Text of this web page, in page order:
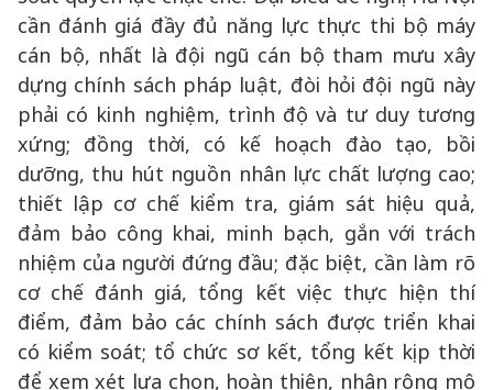
cần đánh giá đầy đủ năng lực thực thi bộ máy
cán bộ, nhất là đội ngũ cán bộ tham mưu xây
dựng chính sách pháp luật, đòi hỏi đội ngũ này
phải có kinh nghiệm, trình độ và tư duy tương
xứng; đồng thời, có kế hoạch đào tạo, bồi
dưỡng, thu hút nguồn nhân lực chất lượng cao;
thiết lập cơ chế kiểm tra, giám sát hiệu quả,
đảm bảo công khai, minh bạch, gắn với trách
nhiệm của người đứng đầu; đặc biệt, cần làm rõ
cơ chế đánh giá, tổng kết việc thực hiện thí
điểm, đảm bảo các chính sách được triển khai
có kiểm soát; tổ chức sơ kết, tổng kết kịp thời
để xem xét lựa chọn, hoàn thiện, nhân rộng mô